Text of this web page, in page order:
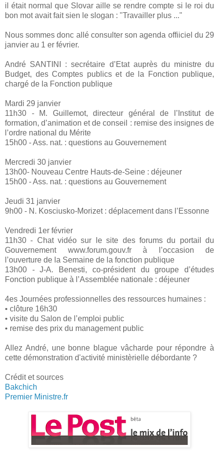
il était normal que Slovar aille se rendre compte si le roi du
bon mot avait fait sien le slogan : "Travailler plus ..."
Nous sommes donc allé consulter son agenda offiiciel du 29
janvier au 1 er février.
André SANTINI : secrétaire d’Etat auprès du ministre du
Budget, des Comptes publics et de la Fonction publique,
chargé de la Fonction publique
Mardi 29 janvier
11h30 - M. Guillemot, directeur général de l’Institut de
formation, d’animation et de conseil : remise des insignes de
l’ordre national du Mérite
15h00 - Ass. nat. : questions au Gouvernement
Mercredi 30 janvier
13h00- Nouveau Centre Hauts-de-Seine : déjeuner
15h00 - Ass. nat. : questions au Gouvernement
Jeudi 31 janvier
9h00 - N. Kosciusko-Morizet : déplacement dans l’Essonne
Vendredi 1er février
11h30 - Chat vidéo sur le site des forums du portail du
Gouvernement www.forum.gouv.fr à l’occasion de
l’ouverture de la Semaine de la fonction publique
13h00 - J-A. Benesti, co-président du groupe d’études
Fonction publique à l’Assemblée nationale : déjeuner
4es Journées professionnelles des ressources humaines :
• clôture 16h30
• visite du Salon de l’emploi public
• remise des prix du management public
Allez André, une bonne blague vâcharde pour répondre à
cette démonstration d'activité ministèrielle débordante ?
Crédit et sources
Bakchich
Premier Ministre.fr